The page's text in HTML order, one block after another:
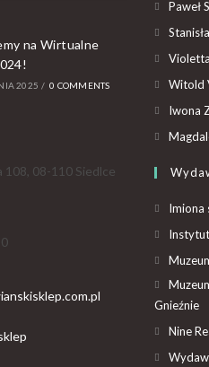
na Wirtualne
2025 / 0 COMMENTS
108, 08-110 Siedlce
Paweł
Witold
Iwona
Imiona
Gnieźnie
Nine